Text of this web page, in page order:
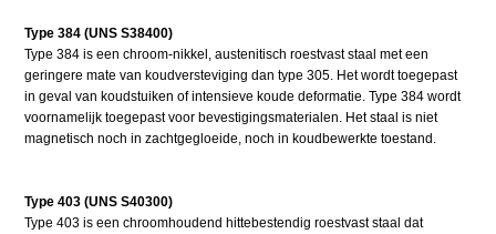
Type 384 (UNS S38400)
Type 384 is een chroom-nikkel, austenitisch roestvast staal met een
geringere mate van koudversteviging dan type 305. Het wordt toegepast
in geval van koudstuiken of intensieve koude deformatie. Type 384 wordt
voornamelijk toegepast voor bevestigingsmaterialen. Het staal is niet
magnetisch noch in zachtgegloeide, noch in koudbewerkte toestand.
Type 403 (UNS S40300)
Type 403 is een chroomhoudend hittebestendig roestvast staal dat